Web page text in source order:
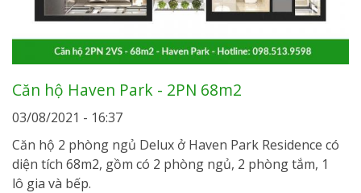
Căn hộ Haven Park - 2PN 68m2
03/08/2021 - 16:37
Căn hộ 2 phòng ngủ Delux ở Haven Park Residence có
diện tích 68m2, gồm có 2 phòng ngủ, 2 phòng tắm, 1
lô gia và bếp.